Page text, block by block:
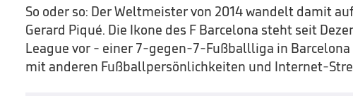
So oder so: Der Weltmeister von 2014 wandelt damit
Gerard Piqué. Die Ikone des F Barcelona steht seit
League vor - einer 7-gegen-7-Fußballliga in
mit anderen Fußballpersönlichkeiten und Internet-